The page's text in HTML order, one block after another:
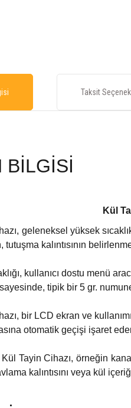
Taksit
BİLGİSİ
Kül
geleneksel yüksek
tutuşma kalıntısının
kullanıcı dostu menü
tipik bir 5 gr.
bir LCD ekran ve
otomatik geçişi işaret
Kül Tayin Cihazı, örneğin
kalıntısını veya kül